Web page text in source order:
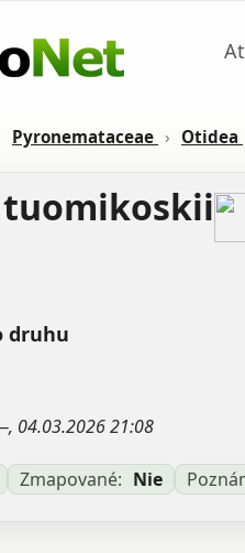
Pyronemataceae › Otidea
druhu
04.03.2026 21:08
Zmapované: Nie